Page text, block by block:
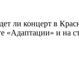
ли концерт в
«Адаптации» и на